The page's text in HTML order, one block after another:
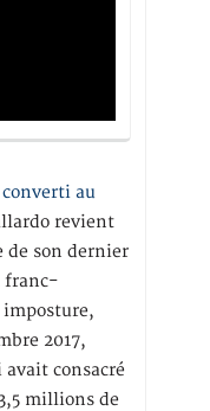
au
revient
de son dernier
franc-
2017,
avait consacré
millions de